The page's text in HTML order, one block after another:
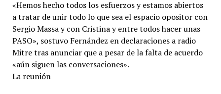
«Hemos hecho todos los esfuerzos y estamos abiertos
a tratar de unir todo lo que sea el espacio opositor con
Sergio Massa y con Cristina y entre todos hacer unas
PASO», sostuvo Fernández en declaraciones a radio
Mitre tras anunciar que a pesar de la falta de acuerdo
«aún siguen las conversaciones».
La reunión